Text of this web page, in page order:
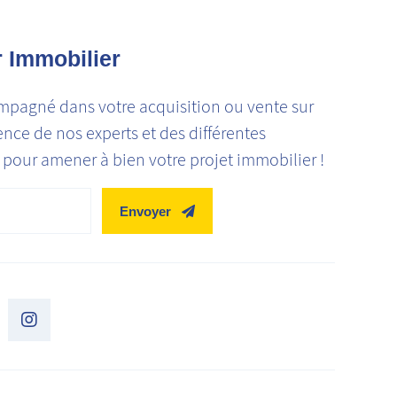
Immobilier
dans votre acquisition ou vente sur
de nos experts et des différentes
amener à bien votre projet immobilier !
Envoyer